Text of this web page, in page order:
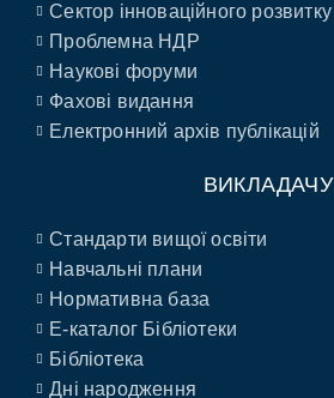
Сектор інноваційного розвитку
Проблемна НДР
Наукові форуми
Фахові видання
Електронний архів публікацій
ВИКЛАДАЧУ
Стандарти вищої освіти
Навчальні плани
Нормативна база
E-каталог Бібліотеки
Бібліотека
Дні народження